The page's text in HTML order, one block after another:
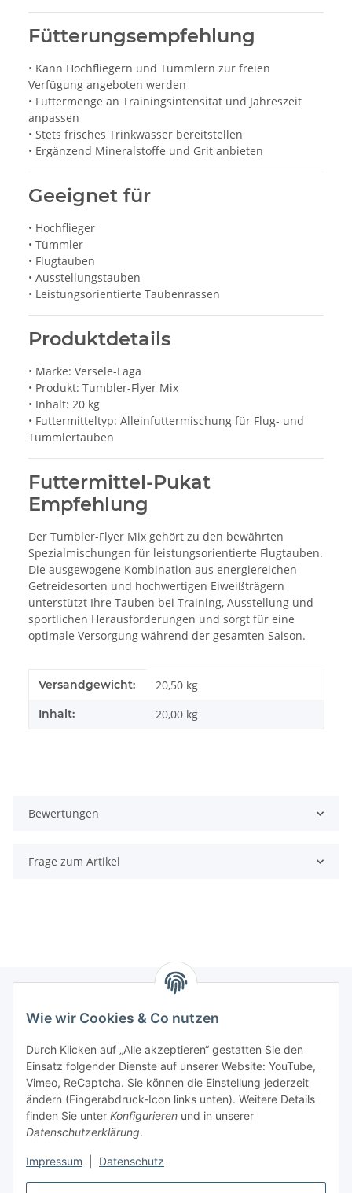
Wie wir Cookies & Co nutzen
Durch Klicken auf „Alle akzeptieren“ gestatten Sie den
Einsatz folgender Dienste auf unserer Website: YouTube,
Vimeo, ReCaptcha. Sie können die Einstellung jederzeit
ändern (Fingerabdruck-Icon links unten). Weitere Details
finden Sie unter Konfigurieren und in unserer
Datenschutzerklärung.
Impressum Datenschutz
Fütterungsempfehlung
• Kann Hochfliegern und Tümmlern zur freien
Verfügung angeboten werden
• Futtermenge an Trainingsintensität und Jahreszeit
anpassen
• Stets frisches Trinkwasser bereitstellen
• Ergänzend Mineralstoffe und Grit anbieten
Geeignet für
• Hochflieger
• Tümmler
• Flugtauben
• Ausstellungstauben
• Leistungsorientierte Taubenrassen
Produktdetails
• Marke: Versele-Laga
• Produkt: Tumbler-Flyer Mix
• Inhalt: 20 kg
• Futtermitteltyp: Alleinfuttermischung für Flug- und
Tümmlertauben
Futtermittel-Pukat
Empfehlung
Der Tumbler-Flyer Mix gehört zu den bewährten
Spezialmischungen für leistungsorientierte Flugtauben.
Die ausgewogene Kombination aus energiereichen
Getreidesorten und hochwertigen Eiweißträgern
unterstützt Ihre Tauben bei Training, Ausstellung und
sportlichen Herausforderungen und sorgt für eine
optimale Versorgung während der gesamten Saison.
Produkteigenschaft
Wert
Versandgewicht: 20,50 kg
Inhalt: 20,00 kg
Bewertungen
Frage zum Artikel
Informationen
Gesetzliche Informationen
Mein Konto